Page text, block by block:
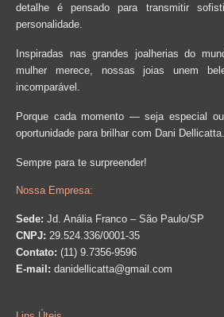
detalhe é pensado para transmitir
personalidade.
Inspiradas nas grandes joalherias do
mulher merece, nossas joias unem
incomparável.
Porque cada momento — seja especial
oportunidade para brilhar com Dani Dellicatta.
Sempre para te surpreender!
Nossa Empresa:
Sede: Jd. Anália Franco – São Paulo/SP
CNPJ: 29.524.336/0001-35
Contato: (11) 9.7356-9596
E-mail: danidellicatta@gmail.com